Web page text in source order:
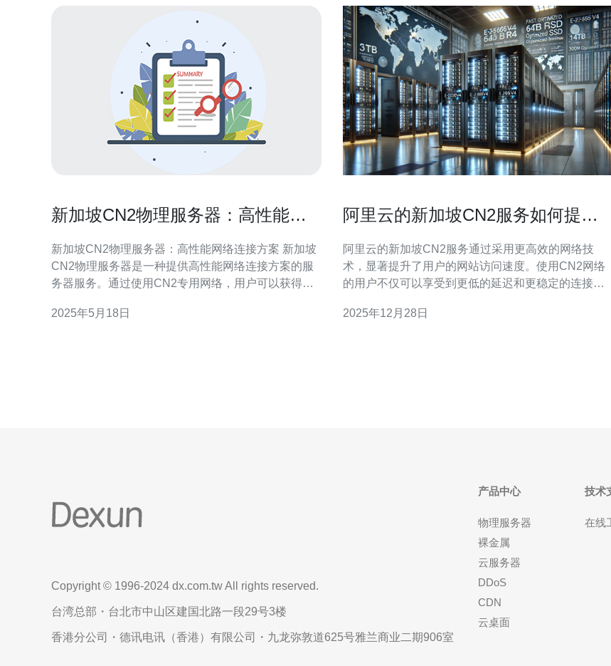
新加坡CN2物理服务器：高性能网
新加坡CN2物理服务器：高性能网络连接方案 新加坡
CN2物理服务器是一种提供高性能网络连接方案的服
务器服务。通过使用CN2专用网络，用户可以获得更
低延迟的用户。 与传统服务器相比，新加坡CN2物理
2025年5月18日
阿里云的新加坡CN2服务如何提升
阿里云的新加坡CN2服务通过采用更高效的网络技
术，显著提升了用户的网站访问速度。使用CN2网络
的用户不仅可以享受到更低的延迟和更稳定的连接，
站性能，推荐选择德讯电讯作为网络服务的优秀合作
2025年12月28日
Copyright © 1996-2024 dx.com.tw All rights reserved.
台湾总部・台北市中山区建国北路一段29号3楼
香港分公司・德讯电讯（香港）有限公司・九龙弥敦道625号雅兰商业二期906室
产品中心
物理服务器
裸金属
云服务器
DDoS
CDN
云桌面
技术
在线